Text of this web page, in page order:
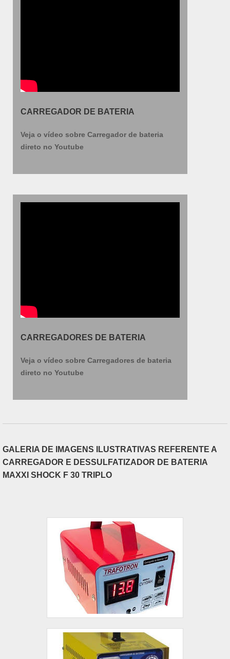
CARREGADOR DE BATERIA
Veja o vídeo sobre Carregador de bateria
direto no Youtube
CARREGADORES DE BATERIA
Veja o vídeo sobre Carregadores de bateria
direto no Youtube
GALERIA DE IMAGENS ILUSTRATIVAS REFERENTE A
CARREGADOR E DESSULFATIZADOR DE BATERIA
MAXXI SHOCK F 30 TRIPLO